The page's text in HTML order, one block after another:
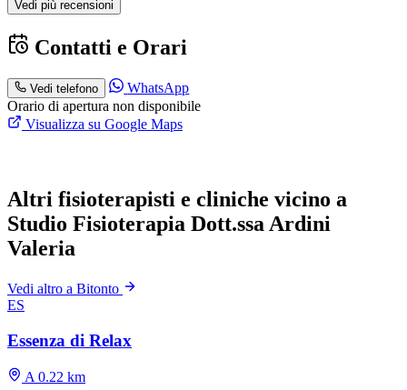
Vedi più recensioni
Contatti e Orari
Vedi telefono
WhatsApp
Orario di apertura non disponibile
Visualizza su Google Maps
Altri fisioterapisti e cliniche vicino a
Studio Fisioterapia Dott.ssa Ardini
Valeria
Vedi altro a Bitonto
ES
Essenza di Relax
A 0.22 km